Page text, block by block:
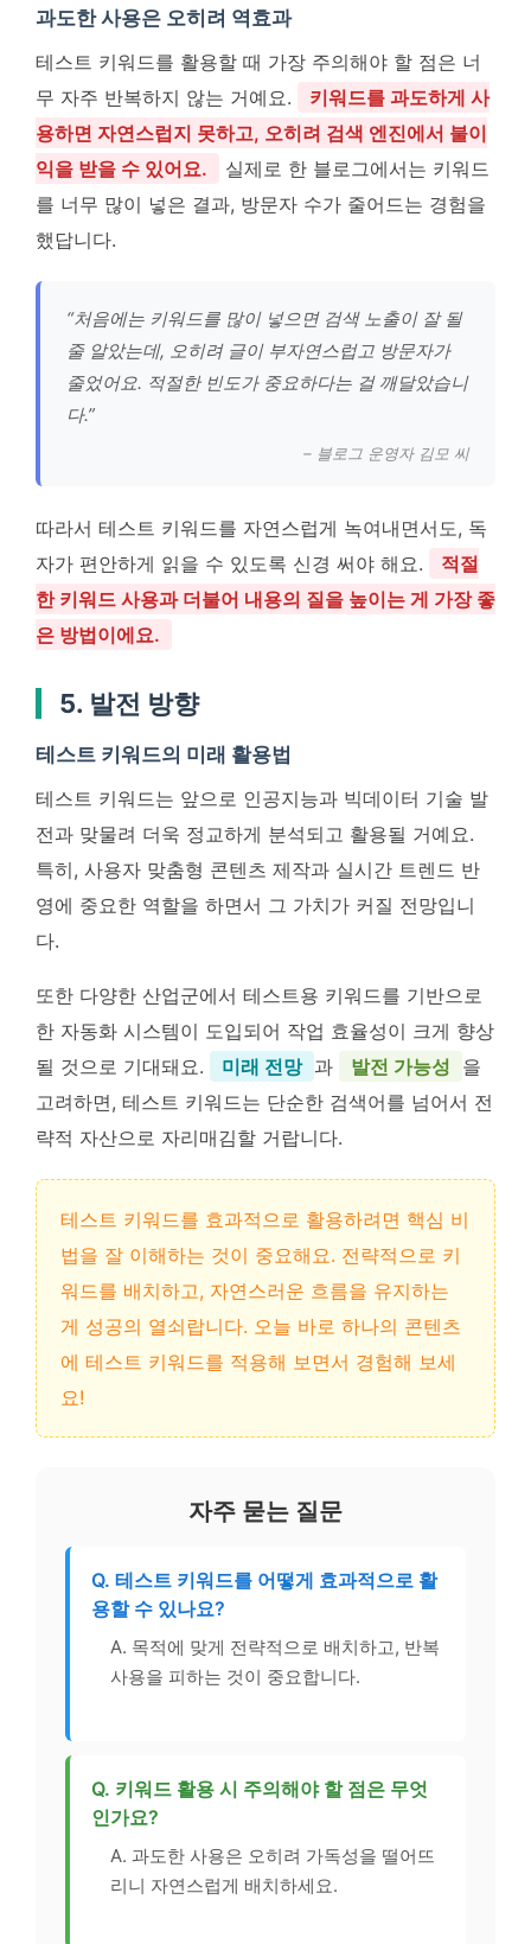
과도한 사용은 오히려 역효과
테스트 키워드를 활용할 때 가장 주의해야 할 점은 너
무 자주 반복하지 않는 거예요.
키워드를 과도하게 사
용하면 자연스럽지 못하고, 오히려 검색 엔진에서 불이
익을 받을 수 있어요.
실제로 한 블로그에서는 키워드
를 너무 많이 넣은 결과, 방문자 수가 줄어드는 경험을
했답니다.
“처음에는 키워드를 많이 넣으면 검색 노출이 잘 될
줄 알았는데, 오히려 글이 부자연스럽고 방문자가
줄었어요. 적절한 빈도가 중요하다는 걸 깨달았습니
다.”
– 블로그 운영자 김모 씨
따라서 테스트 키워드를 자연스럽게 녹여내면서도, 독
자가 편안하게 읽을 수 있도록 신경 써야 해요.
적절
한 키워드 사용과 더불어 내용의 질을 높이는 게 가장 좋
은 방법이에요.
5. 발전 방향
테스트 키워드의 미래 활용법
테스트 키워드는 앞으로 인공지능과 빅데이터 기술 발
전과 맞물려 더욱 정교하게 분석되고 활용될 거예요.
특히, 사용자 맞춤형 콘텐츠 제작과 실시간 트렌드 반
영에 중요한 역할을 하면서 그 가치가 커질 전망입니
다.
또한 다양한 산업군에서 테스트용 키워드를 기반으로
한 자동화 시스템이 도입되어 작업 효율성이 크게 향상
될 것으로 기대돼요.
미래 전망 과 발전 가능성 을
고려하면, 테스트 키워드는 단순한 검색어를 넘어서 전
략적 자산으로 자리매김할 거랍니다.
테스트 키워드를 효과적으로 활용하려면 핵심 비
법을 잘 이해하는 것이 중요해요. 전략적으로 키
워드를 배치하고, 자연스러운 흐름을 유지하는
게 성공의 열쇠랍니다. 오늘 바로 하나의 콘텐츠
에 테스트 키워드를 적용해 보면서 경험해 보세
요!
자주 묻는 질문
Q. 테스트 키워드를 어떻게 효과적으로 활
용할 수 있나요?
A. 목적에 맞게 전략적으로 배치하고, 반복
사용을 피하는 것이 중요합니다.
Q. 키워드 활용 시 주의해야 할 점은 무엇
인가요?
A. 과도한 사용은 오히려 가독성을 떨어뜨
리니 자연스럽게 배치하세요.